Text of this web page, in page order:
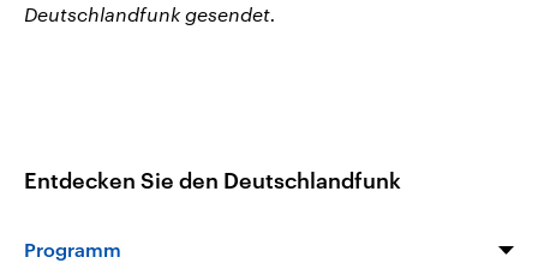
Deutschlandfunk gesendet.
Entdecken Sie den Deutschlandfunk
Programm